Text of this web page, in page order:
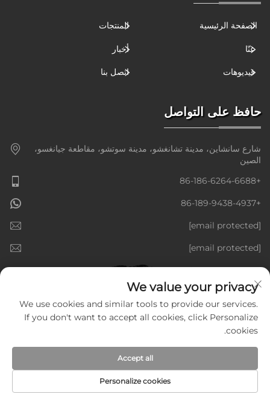
الصفحة الرئيسية المنتجات
عنّا أخبار
فيديوهات اتصل بنا
حافظ على التواصل
شارع سانشاين، مدينة تشانغشو، مدينة سوتشو، مقاطعة جيانغسو،
الصين
+86-186-6264-6688
+86-189-9438-4937
[email protected]
[email protected]
حقوق النشر © شركة جيانغسو جولدنلاين للمعدات الذكية المحدودة، جميع
الحقوق محفوظة —سياسة الخصوصية—المدونة
We value your privacy
We use cookies and similar tools to provide our services.
If you don't want to accept all cookies, click Personalize
cookies.
Personalize cookies
Accept all